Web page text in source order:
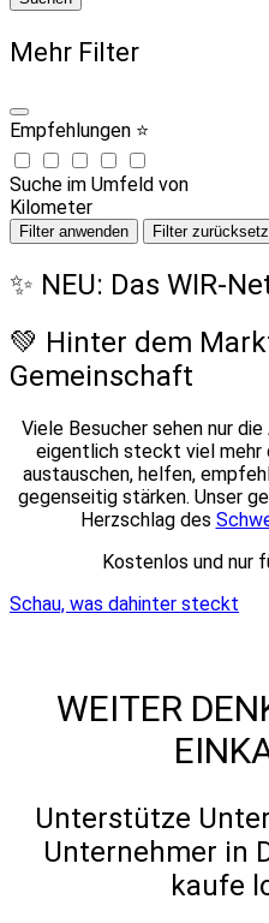
Mehr Filter
Empfehlungen ⭐
Suche im Umfeld von
Kilometer
Filter anwenden Filter
✨ NEU: Das WIR-
💚 Hinter dem
Gemeinschaft
Viele Besucher sehen nur
eigentlich steckt viel mehr
austauschen, helfen,
gegenseitig stärken. Unser
Herzschlag des
Kostenlos und nur
Schau, was dahinter steckt
WEITER
Unterstütze
Unternehmer in
kaufe